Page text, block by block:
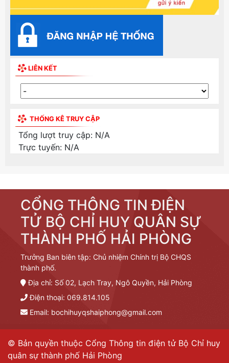
LIÊN KẾT
THỐNG KÊ TRUY CẬP
Tổng lượt truy cập: N/A
Trực tuyến: N/A
CỔNG THÔNG TIN ĐIỆN
TỬ BỘ CHỈ HUY QUÂN SỰ
THÀNH PHỐ HẢI PHÒNG
Trưởng Ban biên tập: Chủ nhiệm Chính trị Bộ CHQS
thành phố.
Địa chỉ: Số 02, Lạch Tray, Ngô Quyền, Hải Phòng
Điện thoại: 069.814.105
Email: bochihuyqshaiphong@gmail.com
© Bản quyền thuộc Cổng Thông tin điện tử Bộ Chỉ huy
quân sự thành phố Hải Phòng